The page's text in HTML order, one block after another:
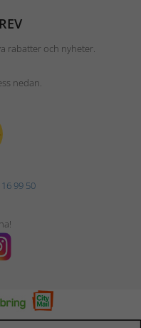
rabatter och nyheter.
nedan.
99 50